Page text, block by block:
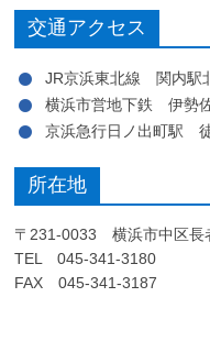
交通アクセス
JR京浜東北線 関内駅
横浜市営地下鉄 伊勢
京浜急行日ノ出町駅
所在地
〒231-0033 横浜市中区長
TEL 045-341-3180
FAX 045-341-3187